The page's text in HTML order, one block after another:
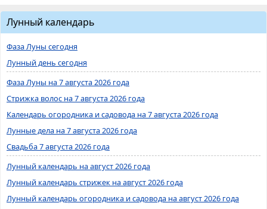
Лунный календарь
Фаза Луны сегодня
Лунный день сегодня
Фаза Луны на 7 августа 2026 года
Стрижка волос на 7 августа 2026 года
Календарь огородника и садовода на 7 августа 2026 года
Лунные дела на 7 августа 2026 года
Свадьба 7 августа 2026 года
Лунный календарь на август 2026 года
Лунный календарь стрижек на август 2026 года
Лунный календарь огородника и садовода на август 2026 года